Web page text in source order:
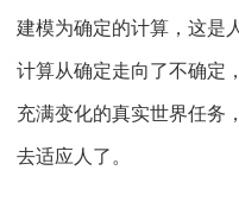
建模为确定的计算，这是
计算从确定走向了不确定
充满变化的真实世界任务
去适应人了。